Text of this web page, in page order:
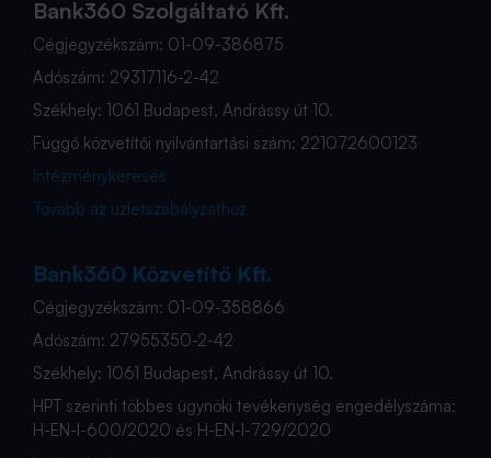
Bank360 Szolgáltató Kft.
Cégjegyzékszám: 01-09-386875
Adószám: 29317116-2-42
Székhely: 1061 Budapest, Andrássy út 10.
Függő közvetítői nyilvántartási szám: 221072600123
Intézménykeresés
Tovább az üzletszabályzathoz
Bank360 Közvetítő Kft.
Cégjegyzékszám: 01-09-358866
Adószám: 27955350-2-42
Székhely: 1061 Budapest, Andrássy út 10.
HPT szerinti többes ügynöki tevékenység engedélyszáma:
H-EN-I-600/2020 és H-EN-I-729/2020